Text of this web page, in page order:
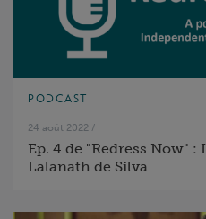
PODCAST
24 août 2022 /
Ep. 4 de "Redress Now"
Lalanath de Silva